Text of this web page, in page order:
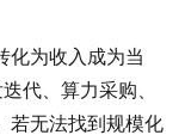
化为收入成为当
代、算力采购、
若无法找到规模化